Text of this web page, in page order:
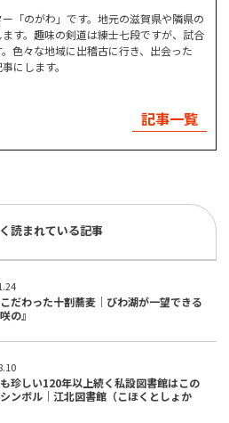
「のがわ」です。地元の滋賀県や隣県の
す。趣味の剣道は練士七段ですが、試合
色々な地域に出稽古に行き、出会った
にします。
記事一覧
読まれている記事
だわった十割蕎麦｜びわ湖が一望できる
の』
珍しい120年以上続く私設図書館はこの
ンボル｜江北図書館（こほくとしょか